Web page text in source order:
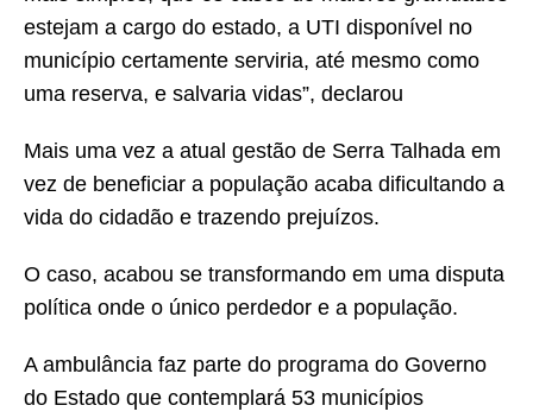
estejam a cargo do estado, a UTI disponível no
município certamente serviria, até mesmo como
uma reserva, e salvaria vidas”, declarou
Mais uma vez a atual gestão de Serra Talhada em
vez de beneficiar a população acaba dificultando a
vida do cidadão e trazendo prejuízos.
O caso, acabou se transformando em uma disputa
política onde o único perdedor e a população.
A ambulância faz parte do programa do Governo
do Estado que contemplará 53 municípios